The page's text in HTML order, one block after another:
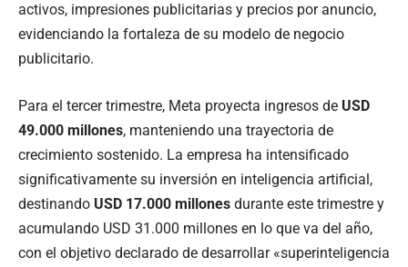
activos, impresiones publicitarias y precios por anuncio,
evidenciando la fortaleza de su modelo de negocio
publicitario.
Para el tercer trimestre, Meta proyecta ingresos de USD
49.000 millones, manteniendo una trayectoria de
crecimiento sostenido. La empresa ha intensificado
significativamente su inversión en inteligencia artificial,
destinando USD 17.000 millones durante este trimestre y
acumulando USD 31.000 millones en lo que va del año,
con el objetivo declarado de desarrollar «superinteligencia